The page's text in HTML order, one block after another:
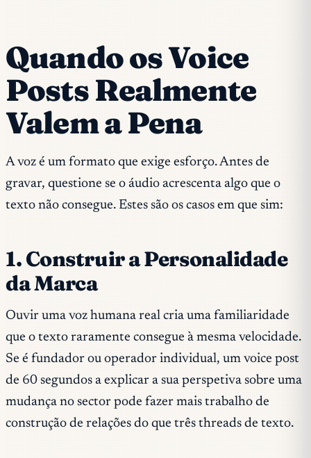
Quando os Voice
Posts Realmente
Valem a Pena
A voz é um formato que exige esforço. Antes de
gravar, questione se o áudio acrescenta algo que o
texto não consegue. Estes são os casos em que sim:
1. Construir a Personalidade
da Marca
Ouvir uma voz humana real cria uma familiaridade
que o texto raramente consegue à mesma velocidade.
Se é fundador ou operador individual, um voice post
de 60 segundos a explicar a sua perspetiva sobre uma
mudança no sector pode fazer mais trabalho de
construção de relações do que três threads de texto.